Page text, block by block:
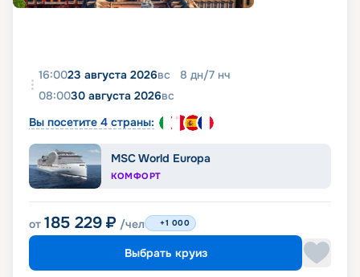
16:0023 августа 2026вс 8 дн/7 нч
08:0030 августа 2026вс
Вы посетите 4 страны:
MSC World Europa
КОМФОРТ
от 185 229 ₽ /чел +1 000
Выбрать круиз